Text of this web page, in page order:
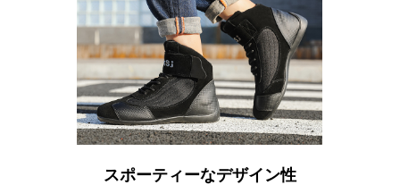
スポーティーなデザイン性